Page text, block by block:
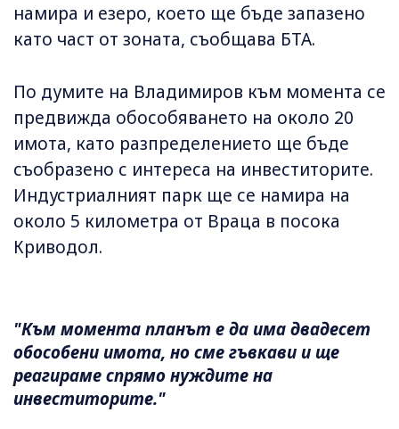
намира и езеро, което ще бъде запазено
като част от зоната, съобщава БТА.
По думите на Владимиров към момента се
предвижда обособяването на около 20
имота, като разпределението ще бъде
съобразено с интереса на инвеститорите.
Индустриалният парк ще се намира на
около 5 километра от Враца в посока
Криводол.
"Към момента планът е да има двадесет
обособени имота, но сме гъвкави и ще
реагираме спрямо нуждите на
инвеститорите."